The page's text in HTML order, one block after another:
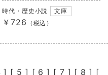
時代・歴史小説 文庫
￥726 （税込）
] [ 5 ] [ 6 ] [ 7 ] [ 8 ] [